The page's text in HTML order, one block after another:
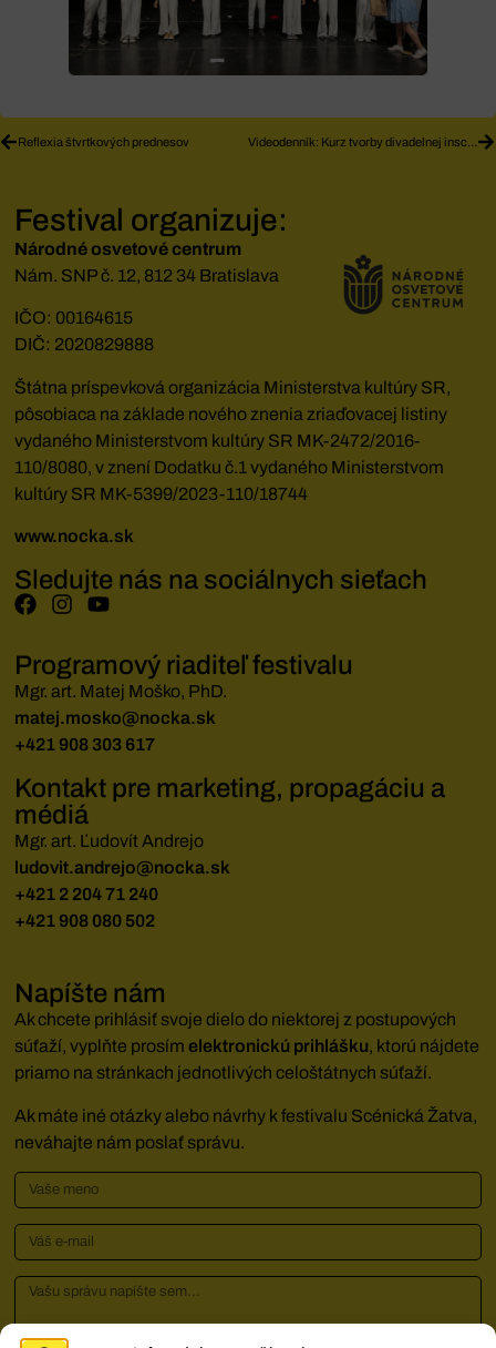
Reflexia štvrtkových prednesov
Festival organizuje:
Národné osvetové centrum
Nám. SNP č. 12, 812 34 Bratislava
IČO: 00164615
DIČ: 2020829888
Štátna príspevková organizácia Ministerstva kultúry SR,
pôsobiaca na základe nového znenia zriaďovacej listiny
vydaného Ministerstvom kultúry SR MK-2472/2016-
110/8080, v znení Dodatku č.1 vydaného Ministerstvom
kultúry SR MK-5399/2023-110/18744
www.nocka.sk
Sledujte nás na sociálnych sieťach
Programový riaditeľ festivalu
Mgr. art. Matej Moško, PhD.
matej.mosko@nocka.sk
+421 908 303 617
Kontakt pre marketing, propagáciu a
médiá
Mgr. art. Ľudovít Andrejo
ludovit.andrejo@nocka.sk
+421 2 204 71 240
+421 908 080 502
Napíšte nám
Ak chcete prihlásiť svoje dielo do niektorej z postupových
súťaží, vyplňte prosímelektronickú prihlášku, ktorú nájdete
priamo na stránkach jednotlivých celoštátnych súťaží.
Ak máte iné otázky alebo návrhy k festivalu Scénická Žatva,
neváhajte nám poslať správu.